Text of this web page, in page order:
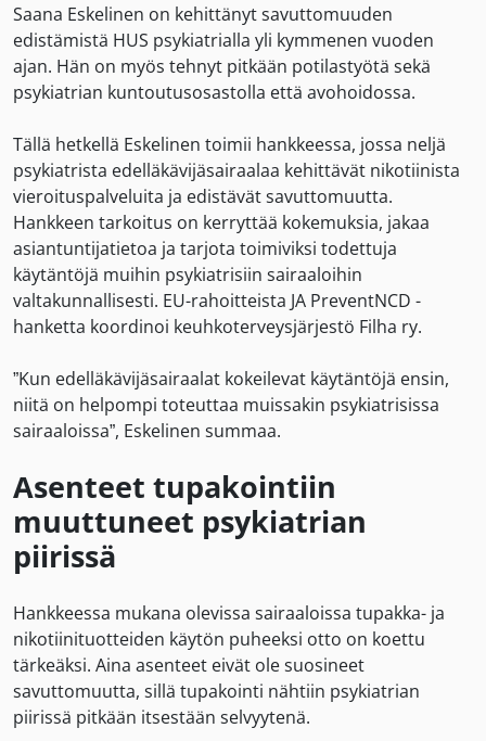
Saana Eskelinen on kehittänyt savuttomuuden
edistämistä HUS psykiatrialla yli kymmenen vuoden
ajan. Hän on myös tehnyt pitkään potilastyötä sekä
psykiatrian kuntoutusosastolla että avohoidossa.
Tällä hetkellä Eskelinen toimii hankkeessa, jossa neljä
psykiatrista edelläkävijäsairaalaa kehittävät nikotiinista
vieroituspalveluita ja edistävät savuttomuutta.
Hankkeen tarkoitus on kerryttää kokemuksia, jakaa
asiantuntijatietoa ja tarjota toimiviksi todettuja
käytäntöjä muihin psykiatrisiin sairaaloihin
valtakunnallisesti. EU-rahoitteista JA PreventNCD -
hanketta koordinoi keuhkoterveysjärjestö Filha ry.
”Kun edelläkävijäsairaalat kokeilevat käytäntöjä ensin,
niitä on helpompi toteuttaa muissakin psykiatrisissa
sairaaloissa”, Eskelinen summaa.
Asenteet tupakointiin
muuttuneet psykiatrian
piirissä
Hankkeessa mukana olevissa sairaaloissa tupakka- ja
nikotiinituotteiden käytön puheeksi otto on koettu
tärkeäksi. Aina asenteet eivät ole suosineet
savuttomuutta, sillä tupakointi nähtiin psykiatrian
piirissä pitkään itsestään selvyytenä.